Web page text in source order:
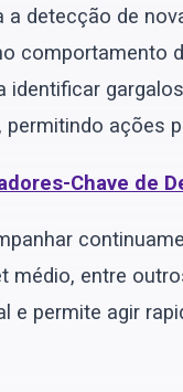
a detecção de
comportamento
identificar
permitindo ações
Chave de
médio, entre
e permite agir